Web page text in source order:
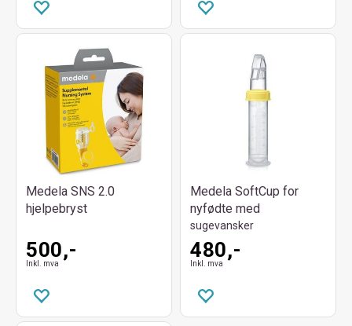
Medela SNS 2.0
hjelpebryst
500,-
Inkl. mva
Medela SoftCup for
nyfødte med
sugevansker
480,-
Inkl. mva